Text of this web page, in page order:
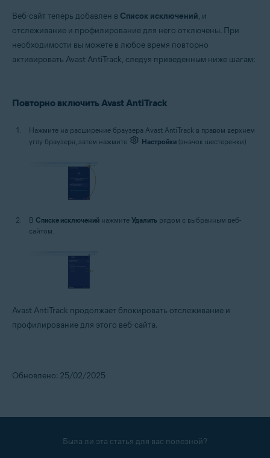
Веб-сайт теперь добавлен в Список исключений, и
отслеживание и профилирование для него отключены. При
необходимости вы можете в любое время повторно
активировать Avast AntiTrack, следуя приведенным ниже шагам:
Повторно включить Avast AntiTrack
Нажмите на расширение браузера Avast AntiTrack в правом верхнем
углу браузера, затем нажмите
Настройки (значок шестеренки).
В Списке исключений нажмите Удалить рядом с выбранным веб-
сайтом.
Avast AntiTrack продолжает блокировать отслеживание и
профилирование для этого веб-сайта.
Обновлено: 25/02/2025
Была ли эта статья для вас полезной?